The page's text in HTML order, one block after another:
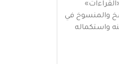
والمنسوخ في
واستكماله